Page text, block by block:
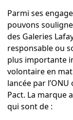
Parmi ses
pouvons
des Galeries
responsable ou
plus importante
volontaire en
lancée par
Pact. La marque
qui sont de :